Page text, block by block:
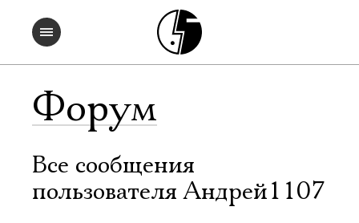
Форум
Все сообщения
пользователя Андрей1107